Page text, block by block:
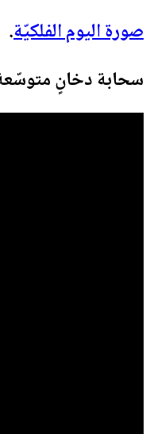
صورة اليوم الفلكيّة.
سحابة دخانٍ